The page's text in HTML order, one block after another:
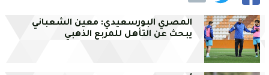
المصري البورسعيدي: معين الشعباني
يبحث عن التأهل للمربع الذهبي